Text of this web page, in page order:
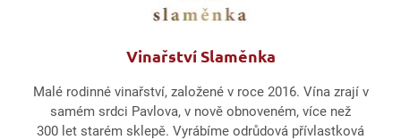
Vinařství Slaměnka
Malé rodinné vinařství, založené v roce 2016. Vína zrají v
samém srdci Pavlova, v nově obnoveném, více než
300 let starém sklepě. Vyrábíme odrůdová přívlastková